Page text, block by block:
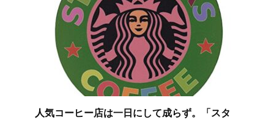
人気コーヒー店は一日にして成らず。「スタ